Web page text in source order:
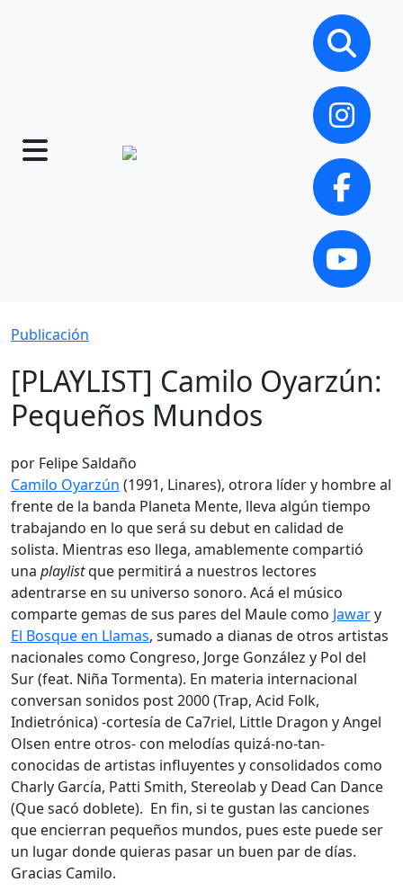
Publicación
[PLAYLIST] Camilo Oyarzún:
Pequeños Mundos
por Felipe Saldaño
Camilo Oyarzún (1991, Linares), otrora líder y hombre al
frente de la banda Planeta Mente, lleva algún tiempo
trabajando en lo que será su debut en calidad de
solista. Mientras eso llega, amablemente compartió
una playlistque permitirá a nuestros lectores
adentrarse en su universo sonoro. Acá el músico
comparte gemas de sus pares del Maule como Jawary
El Bosque en Llamas, sumado a dianas de otros artistas
nacionales como Congreso, Jorge González y Pol del
Sur (feat. Niña Tormenta). En materia internacional
conversan sonidos post 2000 (Trap, Acid Folk,
Indietrónica) -cortesía de Ca7riel, Little Dragon y Angel
Olsen entre otros- con melodías quizá-no-tan-
conocidas de artistas influyentes y consolidados como
Charly García, Patti Smith, Stereolab y Dead Can Dance
(Que sacó doblete). En fin, si te gustan las canciones
que encierran pequeños mundos, pues este puede ser
un lugar donde quieras pasar un buen par de días.
Gracias Camilo.